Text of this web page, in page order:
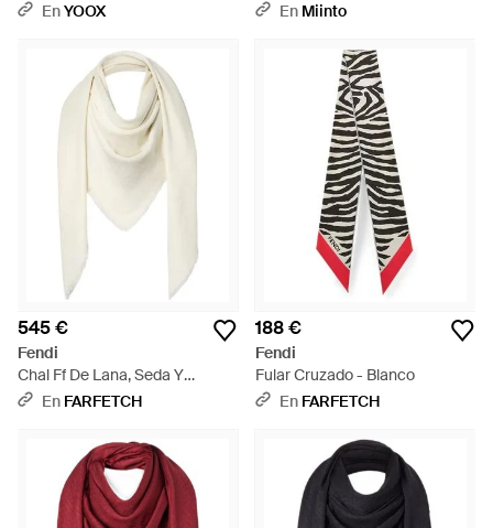
EnYOOX
En Miinto
545 €
Fendi
Chal Ff De Lana, Seda Y
Cachemira - Blanco
En FARFETCH
188 €
Fendi
Fular Cruzado - Blanco
En FARFETCH